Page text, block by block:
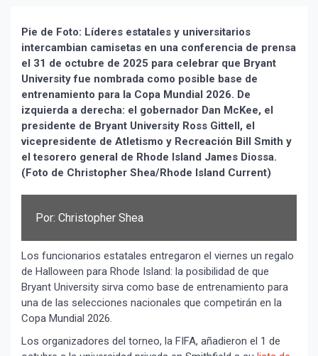
APUESTAN TODO.
Pie de Foto: Líderes estatales y universitarios
intercambian camisetas en una conferencia de prensa
el 31 de octubre de 2025 para celebrar que Bryant
University fue nombrada como posible base de
entrenamiento para la Copa Mundial 2026. De
izquierda a derecha: el gobernador Dan McKee, el
presidente de Bryant University Ross Gittell, el
vicepresidente de Atletismo y Recreación Bill Smith y
el tesorero general de Rhode Island James Diossa.
(Foto de Christopher Shea/Rhode Island Current)
Por: Christopher Shea
Los funcionarios estatales entregaron el viernes un regalo
de Halloween para Rhode Island: la posibilidad de que
Bryant University sirva como base de entrenamiento para
una de las selecciones nacionales que competirán en la
Copa Mundial 2026.
Los organizadores del torneo, la FIFA, añadieron el 1 de